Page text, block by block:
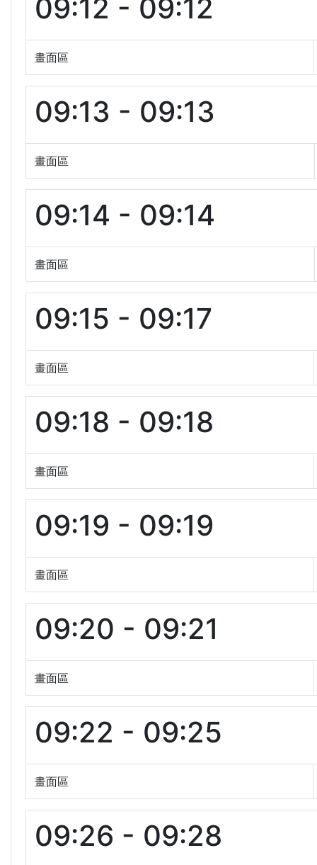
09:12 - 09:12
畫面區
09:13 - 09:13
畫面區
09:14 - 09:14
畫面區
09:15 - 09:17
畫面區
09:18 - 09:18
畫面區
09:19 - 09:19
畫面區
09:20 - 09:21
畫面區
09:22 - 09:25
畫面區
09:26 - 09:28